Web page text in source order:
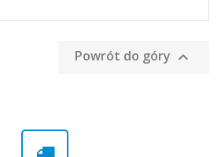
Powrót do góry 